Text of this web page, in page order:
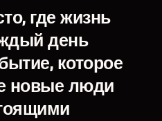
где жизнь
день
которое
новые люди